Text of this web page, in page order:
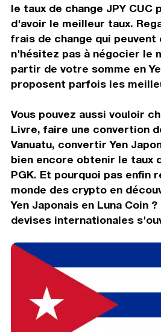
le taux de change JPY CUC
d'avoir le meilleur taux.
frais de change qui
n'hésitez pas à négocier le
partir de votre somme en
proposent parfois les
Vous pouvez aussi vouloir
Livre, faire une convertion
Vanuatu, convertir Yen
bien encore obtenir le taux
PGK. Et pourquoi pas enfin
monde des crypto en
Yen Japonais en Luna Coin
devises internationales